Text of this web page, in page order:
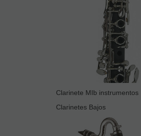
Clarinete MIb instrumentos
Clarinetes Bajos